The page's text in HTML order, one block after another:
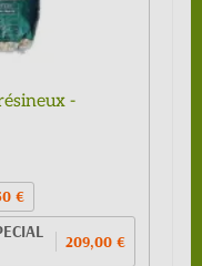
-
€
209,00 €